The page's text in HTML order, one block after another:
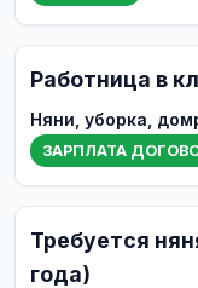
Работница в
Няни, уборка,
ЗАРПЛАТА
Требуется
года)